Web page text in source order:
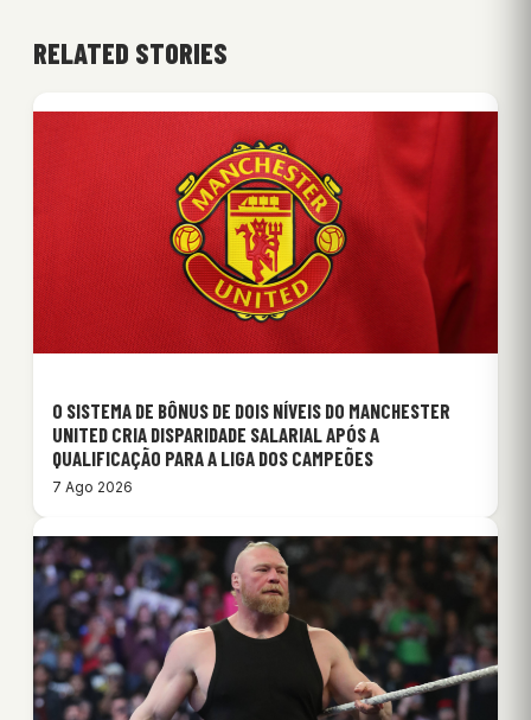
RELATED STORIES
O SISTEMA DE BÔNUS DE DOIS NÍVEIS DO MANCHESTER
UNITED CRIA DISPARIDADE SALARIAL APÓS A
QUALIFICAÇÃO PARA A LIGA DOS CAMPEÕES
7 Ago 2026